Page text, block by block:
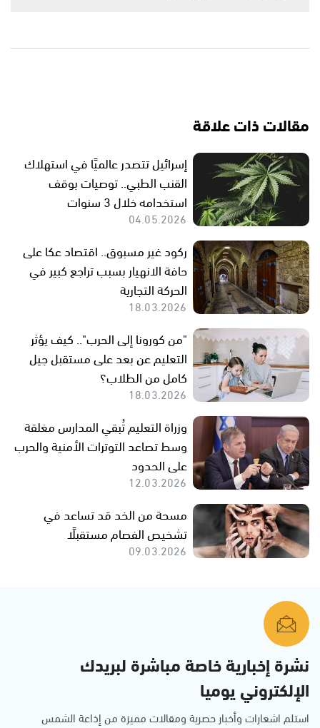
مقالات ذات علاقة
إسرائيل تتصدر عالميًا في استهلاك
القنب الطبي.. توصيات بوقف
استخدامه خلال 3 سنوات
04.05.2026
ركود غير مسبوق.. اقتصاد عكا على
حافة الانهيار بسبب تراجع كبير في
الحركة التجارية
18.03.2026
"من كورونا إلى الحرب".. كيف يؤثر
التعليم عن بعد على مستقبل جيل
كامل من الطلاب؟
18.03.2026
وزراة التعليم تُبقي المدارس مغلقة
وسط تصاعد التوترات الأمنية والحرب
على الحدود
12.03.2026
مسحة من الخد قد تساعد في
تشخيص الفصام مستقبلًا
09.03.2026
نشرة إخبارية خاصة مباشرة لبريدك
الإلكتروني يوميا
استلم اشعارات وأخبار حصرية ومقالات مميزة من إذاعة الشمس